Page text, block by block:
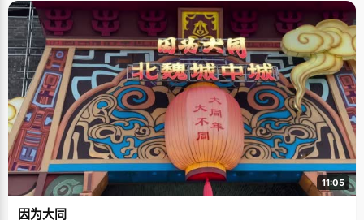
11:05
因为大同